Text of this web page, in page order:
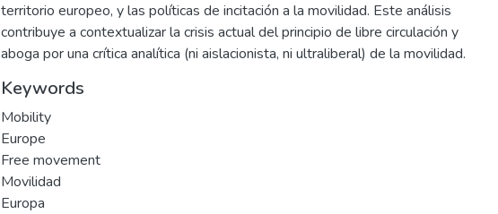
territorio europeo, y las políticas de incitación a la movilidad. Este análisis
contribuye a contextualizar la crisis actual del principio de libre circulación y
aboga por una crítica analítica (ni aislacionista, ni ultraliberal) de la movilidad.
Keywords
Mobility
Europe
Free movement
Movilidad
Europa